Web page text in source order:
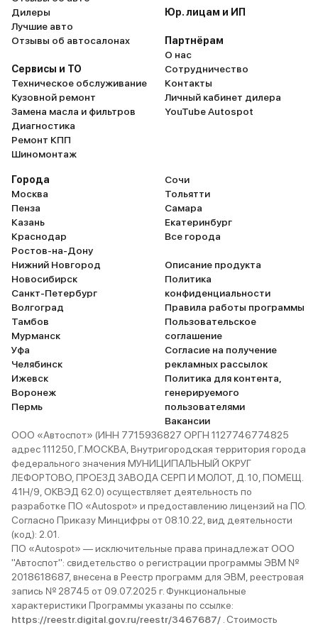
Дилеры
Лучшие авто
Отзывы об автосалонах
Сервисы и ТО
Техническое обслуживание
Кузовной ремонт
Замена масла и фильтров
Диагностика
Ремонт КПП
Шиномонтаж
Юр. лицам и ИП
Партнёрам
О нас
Сотрудничество
Контакты
Личный кабинет дилера
YouTube Autospot
Города
Москва
Пенза
Казань
Краснодар
Ростов-на-Дону
Нижний Новгород
Новосибирск
Санкт-Петербург
Волгоград
Тамбов
Мурманск
Уфа
Челябинск
Ижевск
Воронеж
Пермь
Сочи
Тольятти
Самара
Екатеринбург
Все города
Описание продукта
Политика
конфиденциальности
Правила работы программы
Пользовательское
соглашение
Согласие на получение
рекламных рассылок
Политика для контента,
генерируемого
пользователями
Вакансии
ООО «Автоспот» (ИНН 7715936827 ОРГН 1127746774825
адрес 111250, Г.МОСКВА, Внутригородская территория города
федерального значения МУНИЦИПАЛЬНЫЙ ОКРУГ
ЛЕФОРТОВО, ПРОЕЗД ЗАВОДА СЕРП И МОЛОТ, Д. 10, ПОМЕЩ.
41Н/9, ОКВЭД 62.0) осуществляет деятельность по
разработке ПО «Autospot» и предоставлению лицензий на ПО.
Согласно Приказу Минцифры от 08.10.22, вид деятельности
(код): 2.01.
ПО «Autospot» — исключительные права принадлежат ООО
"Автоспот": свидетельство о регистрации программы ЭВМ №
2018618687, внесена в Реестр программ для ЭВМ, реестровая
запись № 28745 от 09.07.2025 г. Функциональные
характеристики Программы указаны по ссылке:
https://reestr.digital.gov.ru/reestr/3467687/ . Стоимость